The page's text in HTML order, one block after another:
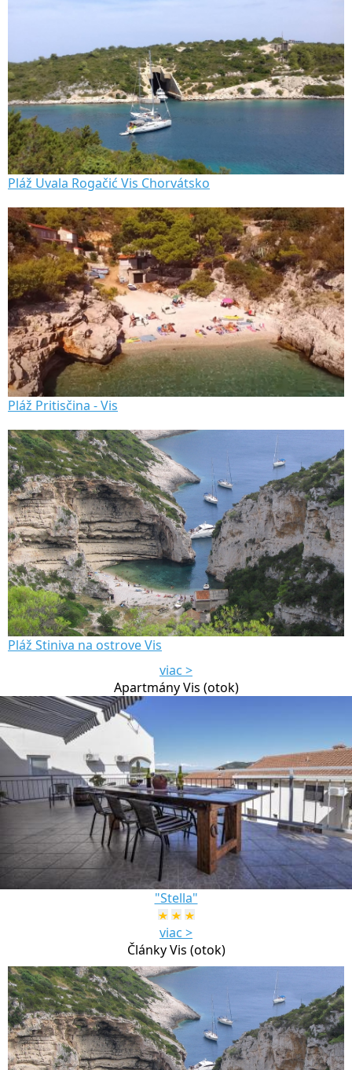
Pláž Uvala Rogačić Vis Chorvátsko
Pláž Pritisčina - Vis
Pláž Stiniva na ostrove Vis
viac >
Apartmány Vis (otok)
"Stella"
viac >
Články Vis (otok)